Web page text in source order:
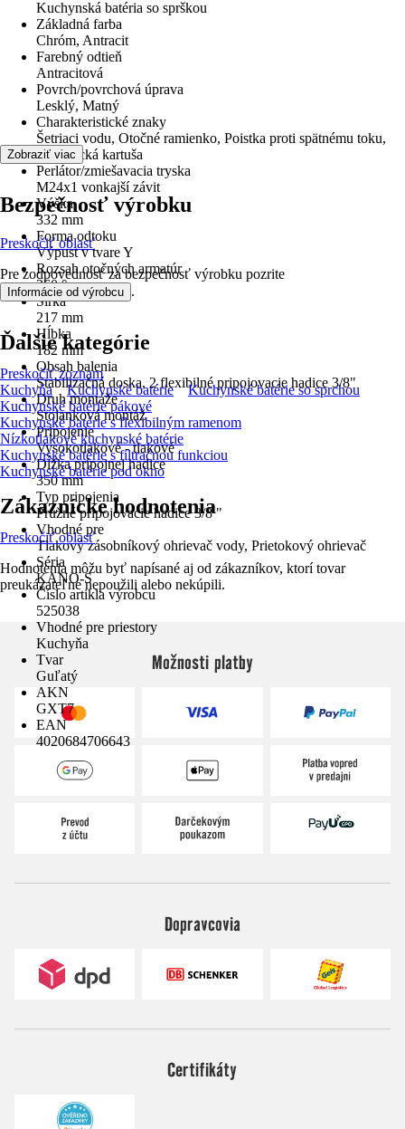
Kuchynská batéria so sprškou
Základná farba
Chróm, Antracit
Farebný odtieň
Antracitová
Povrch/povrchová úprava
Lesklý, Matný
Charakteristické znaky
Šetriaci vodu, Otočné ramienko, Poistka proti spätnému toku,
Keramická kartuša
Perlátor/zmiešavacia tryska
M24x1 vonkajší závit
Výška
332 mm
Forma odtoku
Výpust v tvare Y
Rozsah otočných armatúr
360 °
Šírka
217 mm
Hĺbka
182 mm
Obsah balenia
Stabilizačná doska, 2 flexibilné pripojovacie hadice 3/8"
Druh montáže
Stojanková montáž
Pripojenie
Vysokotlakové - tlakové
Dĺžka prípojnej hadice
350 mm
Typ pripojenia
Pružné pripojovacie hadice 3/8 "
Vhodné pre
Tlakový zásobníkový ohrievač vody, Prietokový ohrievač
Séria
KANO-S
Číslo artikla výrobcu
525038
Vhodné pre priestory
Kuchyňa
Tvar
Guľatý
AKN
GXT7
EAN
4020684706643
Zobraziť viac
Bezpečnosť výrobku
Preskočiť oblasť
Pre zodpovednosť za bezpečnosť výrobku pozrite
Informácie od výrobcu .
Ďalšie kategórie
Preskočiť zoznam
Kuchyňa
Kuchynské batérie
Kuchynské batérie so sprchou
Kuchynské batérie pákové
Kuchynské batérie s flexibilným ramenom
Nízkotlakové kuchynské batérie
Kuchynské batérie s filtračnou funkciou
Kuchynské batérie pod okno
Zákaznícke hodnotenia
Preskočiť oblasť
Hodnotenia môžu byť napísané aj od zákazníkov, ktorí tovar
preukázateľne nepoužili alebo nekúpili.
Možnosti platby
Dopravcovia
Certifikáty